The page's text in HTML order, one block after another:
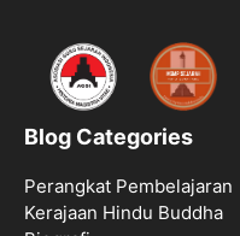
Blog Categories
Perangkat Pembelajaran
Kerajaan Hindu Buddha